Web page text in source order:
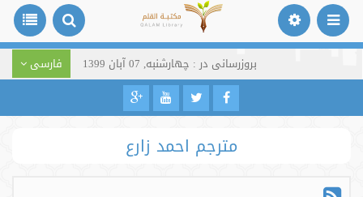
بروزرسانی در : چهارشنبه, 07 آبان 1399 فارسی
مترجم احمد زارع